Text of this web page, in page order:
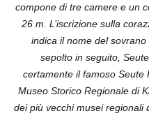
compone di tre camere e un
26 m. L’iscrizione sulla
indica il nome del sovrano
sepolto in seguito,
certamente il famoso Seute
Museo Storico Regionale di
dei più vecchi musei regionali